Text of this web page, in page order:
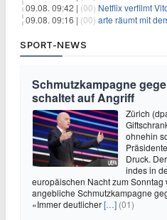
09.08. 09:42 | (00) Netflix verfilmt
09.08. 09:16 | (00) arte räumt mit
SPORT-NEWS
Schmutzkampagne
schaltet auf Angriff
Zürich
ohnehin
Druck.
indes in
europäischen Nacht zum Sonntag
angebliche Schmutzkampagne
«Immer deutlicher[…] (01)